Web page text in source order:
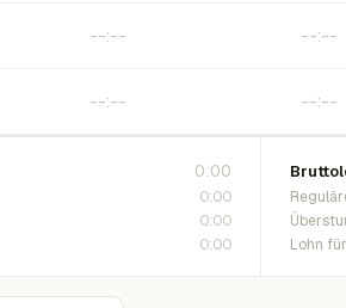
0:00
0:00
0:00
0:00
Lohn